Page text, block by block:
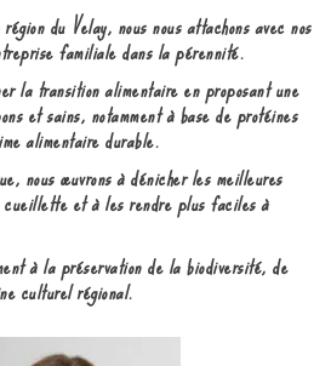
du Velay, nous nous attachons avec nos
familiale dans la pérennité.
la transition alimentaire en proposant une
et sains, notamment à base de protéines
alimentaire durable.
nous œuvrons à dénicher les meilleures
et à les rendre plus faciles à
à la préservation de la biodiversité, de
culturel régional.